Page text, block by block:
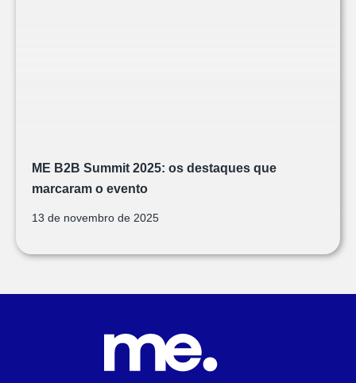
ME B2B Summit 2025: os destaques que
marcaram o evento
13 de novembro de 2025